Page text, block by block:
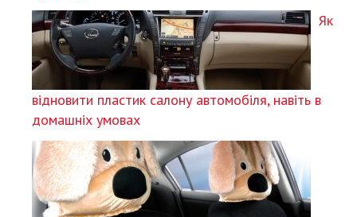
Як
відновити пластик салону автомобіля, навіть в
домашніх умовах